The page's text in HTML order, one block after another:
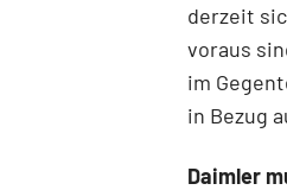
derzeit
voraus
im
in Bezug
Daimler